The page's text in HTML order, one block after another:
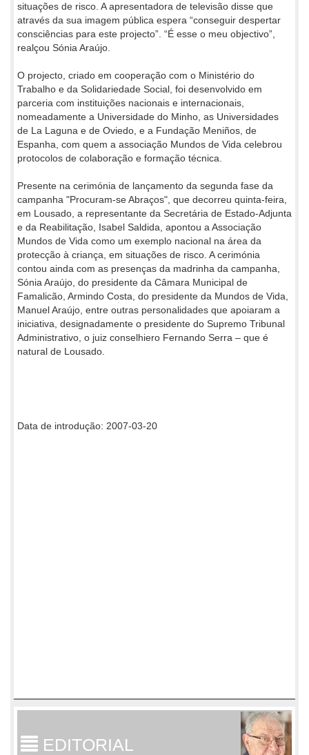
situações de risco. A apresentadora de televisão disse que
através da sua imagem pública espera “conseguir despertar
consciências para este projecto”. “É esse o meu objectivo”,
realçou Sónia Araújo.
O projecto, criado em cooperação com o Ministério do
Trabalho e da Solidariedade Social, foi desenvolvido em
parceria com instituições nacionais e internacionais,
nomeadamente a Universidade do Minho, as Universidades
de La Laguna e de Oviedo, e a Fundação Meniños, de
Espanha, com quem a associação Mundos de Vida celebrou
protocolos de colaboração e formação técnica.
Presente na cerimónia de lançamento da segunda fase da
campanha "Procuram-se Abraços", que decorreu quinta-feira,
em Lousado, a representante da Secretária de Estado-Adjunta
e da Reabilitação, Isabel Saldida, apontou a Associação
Mundos de Vida como um exemplo nacional na área da
protecção à criança, em situações de risco. A cerimónia
contou ainda com as presenças da madrinha da campanha,
Sónia Araújo, do presidente da Câmara Municipal de
Famalicão, Armindo Costa, do presidente da Mundos de Vida,
Manuel Araújo, entre outras personalidades que apoiaram a
iniciativa, designadamente o presidente do Supremo Tribunal
Administrativo, o juiz conselhiero Fernando Serra – que é
natural de Lousado.
Data de introdução: 2007-03-20
EDITORIAL